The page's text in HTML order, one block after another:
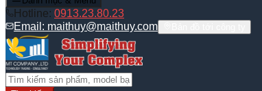
Hotline: 0913.23.80.23
Email: maithuy@maithuy.com